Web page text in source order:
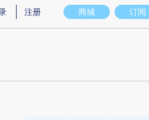
图存在偏差。不代表财新观点和立场。推
商城 订阅
注册